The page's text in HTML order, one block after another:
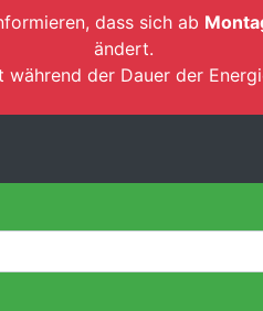
dass sich ab
ändert.
der Dauer der